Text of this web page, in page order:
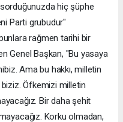
hiç şüphe
Parti grubudur"
rağmen tarihi bir
Genel Başkan, "Bu yasaya
Ama bu hakkı, milletin
biziz. Öfkemizi milletin
Bir daha şehit
Korku olmadan,